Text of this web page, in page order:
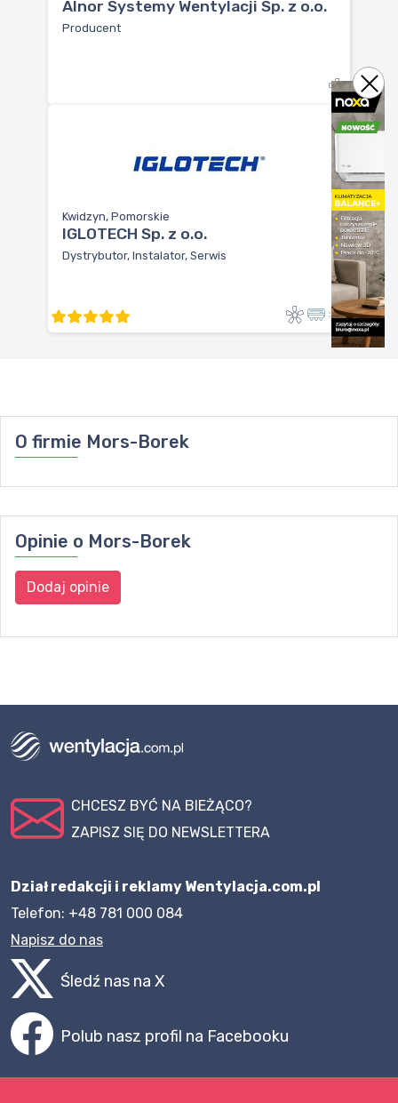
Alnor Systemy Wentylacji Sp. z o.o.
Producent
Kwidzyn, Pomorskie
IGLOTECH Sp. z o.o.
Dystrybutor, Instalator, Serwis
O firmie Mors-Borek
Opinie o Mors-Borek
Dodaj opinie
CHCESZ BYĆ NA BIEŻĄCO?
ZAPISZ SIĘ DO NEWSLETTERA
Dział redakcji i reklamy Wentylacja.com.pl
Telefon: +48 781 000 084
Napisz do nas
Śledź nas na X
Polub nasz profil na Facebooku